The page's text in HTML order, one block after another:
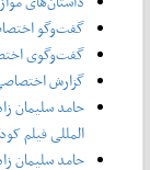
گفت‌وگو
گفت‌وگوی
گزارش
حامد سلیمان
المللی فیلم
حامد سلیمان